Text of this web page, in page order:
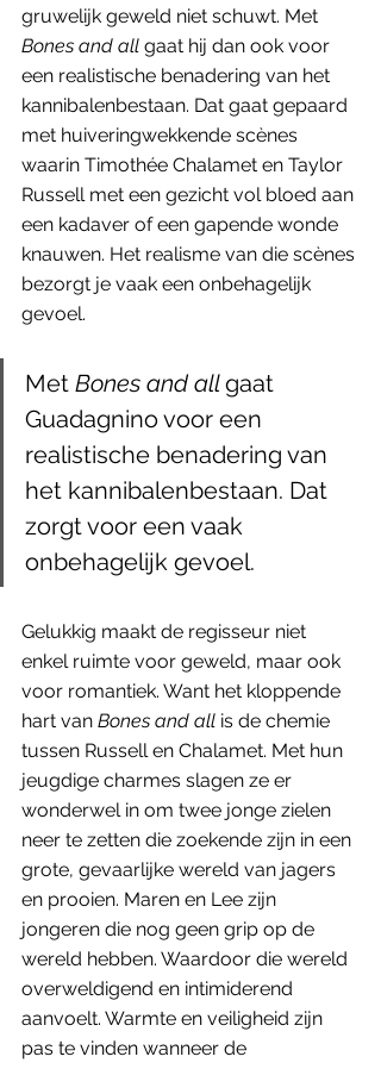
gruwelijk geweld niet schuwt. Met
Bones and all gaat hij dan ook voor
een realistische benadering van het
kannibalenbestaan. Dat gaat gepaard
met huiveringwekkende scènes
waarin Timothée Chalamet en Taylor
Russell met een gezicht vol bloed aan
een kadaver of een gapende wonde
knauwen. Het realisme van die scènes
bezorgt je vaak een onbehagelijk
gevoel.
Met Bones and all gaat
Guadagnino voor een
realistische benadering van
het kannibalenbestaan. Dat
zorgt voor een vaak
onbehagelijk gevoel.
Gelukkig maakt de regisseur niet
enkel ruimte voor geweld, maar ook
voor romantiek. Want het kloppende
hart van Bones and all is de chemie
tussen Russell en Chalamet. Met hun
jeugdige charmes slagen ze er
wonderwel in om twee jonge zielen
neer te zetten die zoekende zijn in een
grote, gevaarlijke wereld van jagers
en prooien. Maren en Lee zijn
jongeren die nog geen grip op de
wereld hebben. Waardoor die wereld
overweldigend en intimiderend
aanvoelt. Warmte en veiligheid zijn
pas te vinden wanneer de